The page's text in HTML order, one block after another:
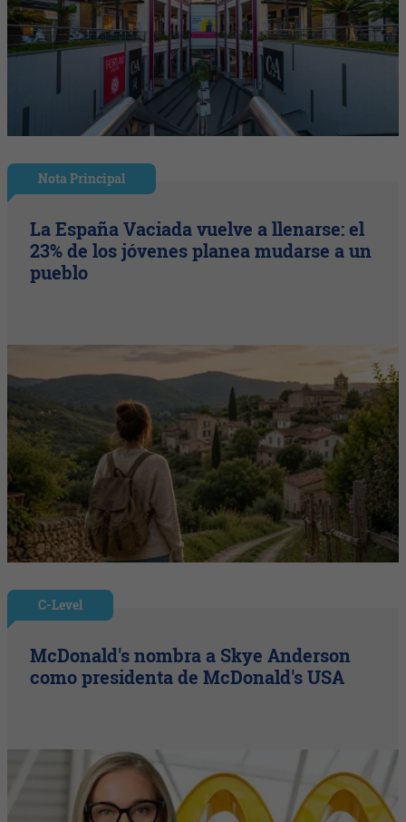
Nota Principal
La España Vaciada vuelve a llenarse: el
23% de los jóvenes planea mudarse a un
pueblo
C-Level
McDonald's nombra a Skye Anderson
como presidenta de McDonald's USA